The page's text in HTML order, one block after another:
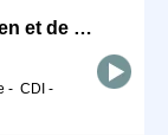
Mécanicien / Mécanicienne d'entretien et de maintenance d'engins (H/F)
- CDI -